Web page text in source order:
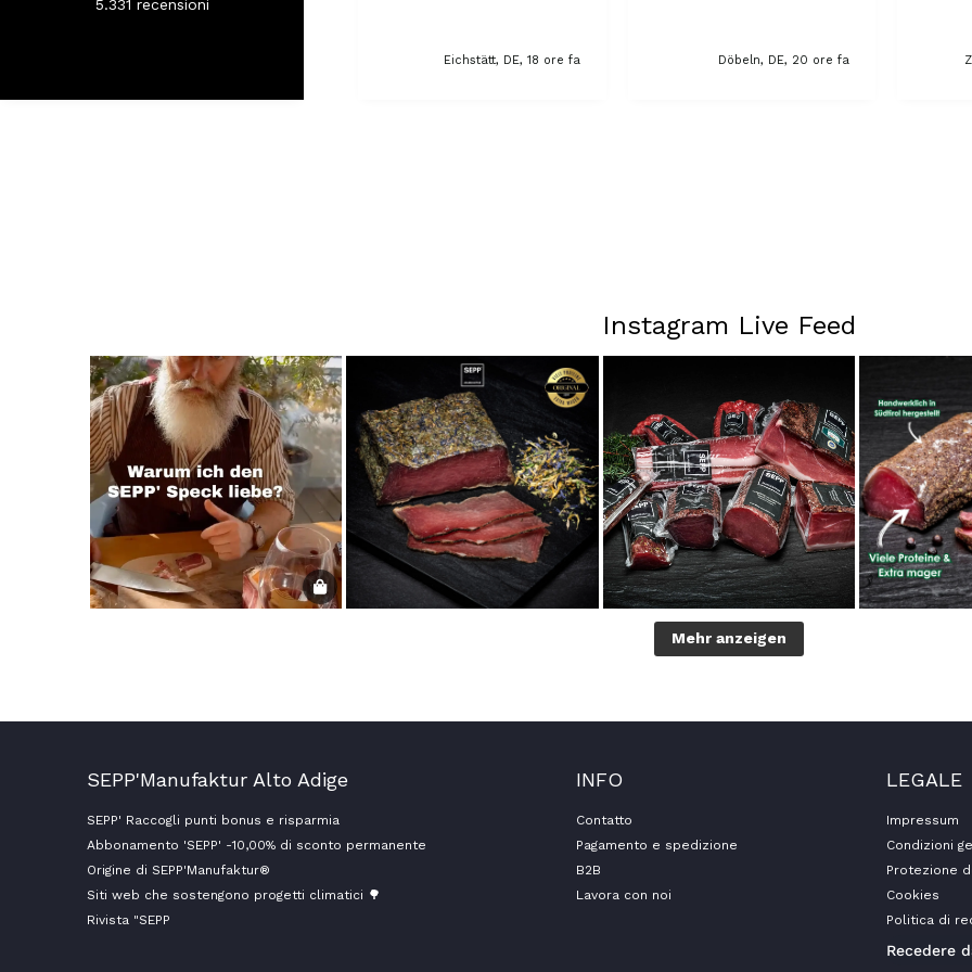
5.331 recensioni
Eichstätt, DE, 18 ore fa Döbeln, DE, 20 ore fa
Instagram Live Feed
Mehr anzeigen
SEPP'Manufaktur Alto Adige
SEPP' Raccogli punti bonus e risparmia
Abbonamento 'SEPP' -10,00% di sconto permanente
Origine di SEPP'Manufaktur®
Siti web che sostengono progetti climatici 🌳
Rivista "SEPP
INFO
Contatto
Pagamento e spedizione
B2B
Lavora con noi
LEGALE
Impressum
Condizioni
Protezione
Cookies
Politica di
Recedere